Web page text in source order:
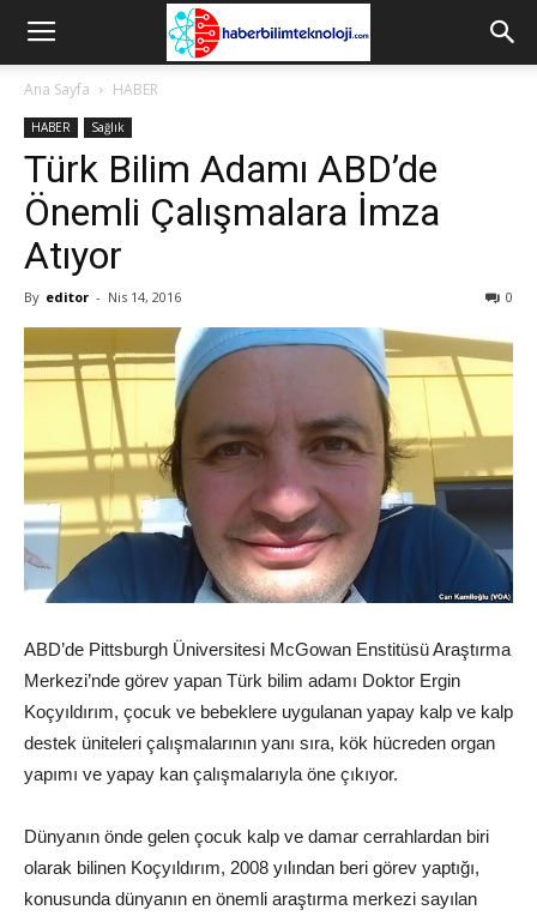
Ana Sayfa HABER
HABER Sağlık
Türk Bilim Adamı ABD’de
Önemli Çalışmalara İmza
Atıyor
By editor - Nis 14, 2016 0
ABD’de Pittsburgh Üniversitesi McGowan Enstitüsü Araştırma
Merkezi’nde görev yapan Türk bilim adamı Doktor Ergin
Koçyıldırım, çocuk ve bebeklere uygulanan yapay kalp ve kalp
destek üniteleri çalışmalarının yanı sıra, kök hücreden organ
yapımı ve yapay kan çalışmalarıyla öne çıkıyor.
Dünyanın önde gelen çocuk kalp ve damar cerrahlardan biri
olarak bilinen Koçyıldırım, 2008 yılından beri görev yaptığı,
konusunda dünyanın en önemli araştırma merkezi sayılan